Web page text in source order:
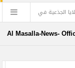
الجذعية في
Al Masalla-News-